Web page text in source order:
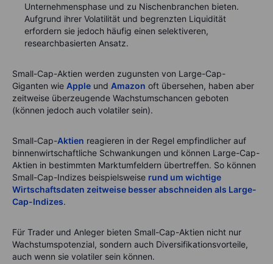
Unternehmensphase und zu Nischenbranchen bieten.
Aufgrund ihrer Volatilität und begrenzten Liquidität
erfordern sie jedoch häufig einen selektiveren,
researchbasierten Ansatz.
Small-Cap-Aktien werden zugunsten von Large-Cap-
Giganten wie Apple und Amazon oft übersehen, haben aber
zeitweise überzeugende Wachstumschancen geboten
(können jedoch auch volatiler sein).
Small-Cap-Aktien reagieren in der Regel empfindlicher auf
binnenwirtschaftliche Schwankungen und können Large-Cap-
Aktien in bestimmten Marktumfeldern übertreffen. So können
Small-Cap-Indizes beispielsweise rund um wichtige
Wirtschaftsdaten zeitweise besser abschneiden als Large-
Cap-Indizes.
Für Trader und Anleger bieten Small-Cap-Aktien nicht nur
Wachstumspotenzial, sondern auch Diversifikationsvorteile,
auch wenn sie volatiler sein können.